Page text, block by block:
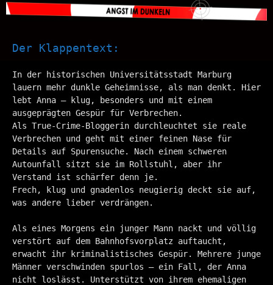
Der Klappentext:
In der historischen Universitätsstadt Marburg
lauern mehr dunkle Geheimnisse, als man denkt. Hier
lebt Anna – klug, besonders und mit einem
ausgeprägten Gespür für Verbrechen.
Als True-Crime-Bloggerin durchleuchtet sie reale
Verbrechen und geht mit einer feinen Nase für
Details auf Spurensuche. Nach einem schweren
Autounfall sitzt sie im Rollstuhl, aber ihr
Verstand ist schärfer denn je.
Frech, klug und gnadenlos neugierig deckt sie auf,
was andere lieber verdrängen.
Als eines Morgens ein junger Mann nackt und völlig
verstört auf dem Bahnhofsvorplatz auftaucht,
erwacht ihr kriminalistisches Gespür. Mehrere junge
Männer verschwinden spurlos – ein Fall, der Anna
nicht loslässt. Unterstützt von ihrem ehemaligen